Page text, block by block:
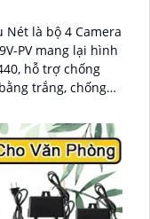
Nét là bộ 4 Camera
PV mang lại hình
hỗ trợ chống
trắng, chống
ngoại 30m,
giám sát hiệu